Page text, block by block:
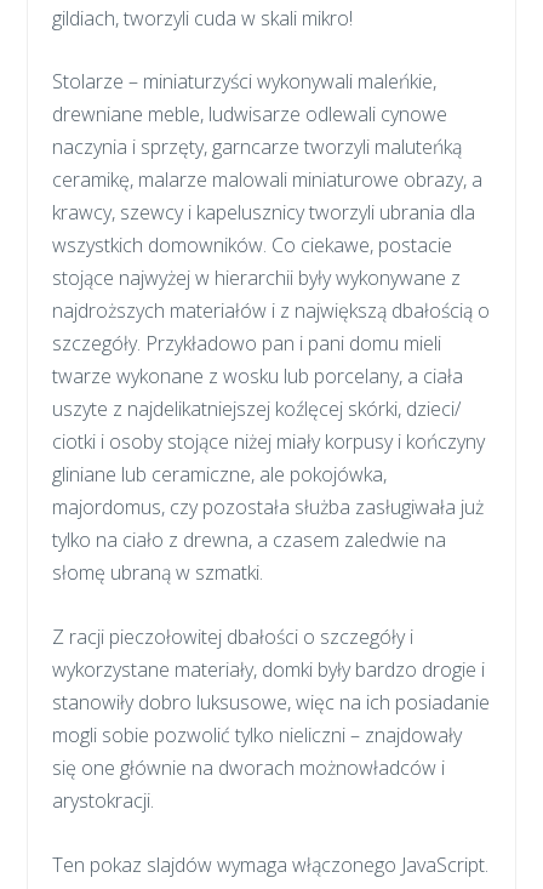
gildiach, tworzyli cuda w skali mikro!
Stolarze – miniaturzyści wykonywali maleńkie,
drewniane meble, ludwisarze odlewali cynowe
naczynia i sprzęty, garncarze tworzyli maluteńką
ceramikę, malarze malowali miniaturowe obrazy, a
krawcy, szewcy i kapelusznicy tworzyli ubrania dla
wszystkich domowników. Co ciekawe, postacie
stojące najwyżej w hierarchii były wykonywane z
najdroższych materiałów i z największą dbałością o
szczegóły. Przykładowo pan i pani domu mieli
twarze wykonane z wosku lub porcelany, a ciała
uszyte z najdelikatniejszej koźlęcej skórki, dzieci/
ciotki i osoby stojące niżej miały korpusy i kończyny
gliniane lub ceramiczne, ale pokojówka,
majordomus, czy pozostała służba zasługiwała już
tylko na ciało z drewna, a czasem zaledwie na
słomę ubraną w szmatki.
Z racji pieczołowitej dbałości o szczegóły i
wykorzystane materiały, domki były bardzo drogie i
stanowiły dobro luksusowe, więc na ich posiadanie
mogli sobie pozwolić tylko nieliczni – znajdowały
się one głównie na dworach możnowładców i
arystokracji.
Ten pokaz slajdów wymaga włączonego JavaScript.